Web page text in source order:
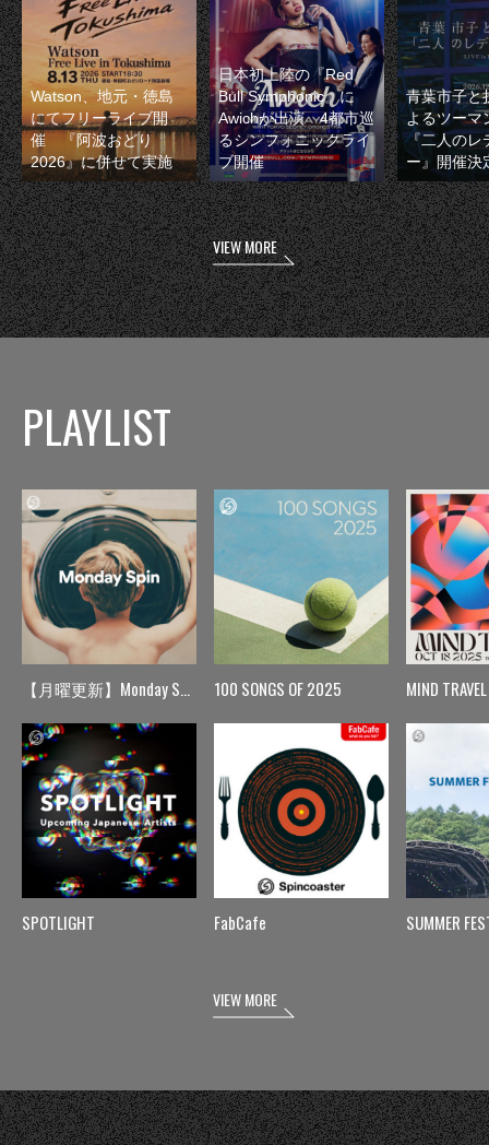
Watson、地元・徳島
にてフリーライブ開
催 『阿波おどり
2026』に併せて実施
日本初上陸の『Red
Bull Symphonic』に
Awichが出演 4都市巡
るシンフォニックライ
ブ開催
青葉市子と
よるツーマ
『二人のレ
ー』開催決
VIEW MORE
PLAYLIST
【月曜更新】Monday Spin
SPOTLIGHT
100 SONGS OF 2025
FabCafe
MIND TRAVEL
SUMMER
VIEW MORE